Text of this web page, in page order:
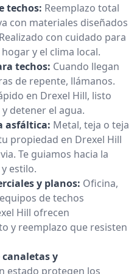
techos: Reemplazo total
con materiales diseñados
con cuidado para
y el clima local.
techos: Cuando llegan
de repente, llámanos.
en Drexel Hill, listo
detener el agua.
asfáltica: Metal, teja o teja
propiedad en Drexel Hill
Te guiamos hacia la
estilo.
y planos: Oficina,
de techos
Hill ofrecen
y reemplazo que resisten
y
estado protegen los